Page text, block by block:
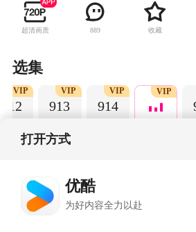
踪，并目睹了黑衣人
却被另一名黑衣人在
名为APTX-4869的毒
为“江户川柯南”，并
侦探，柯南实在看不
些“发育不良”的错误
超清画质 889 收藏
选集
912
VIP
913
VIP
914
VIP VIP
打开方式
优酷
为好内容全力以赴